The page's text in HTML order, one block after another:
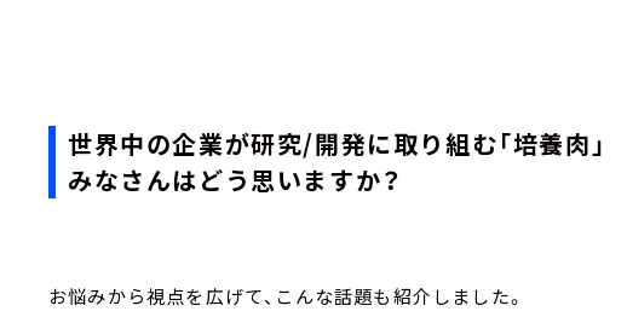
世界中の企業が研究/開発に取り組む「培養肉」
みなさんはどう思いますか？
お悩みから視点を広げて、こんな話題も紹介しました。